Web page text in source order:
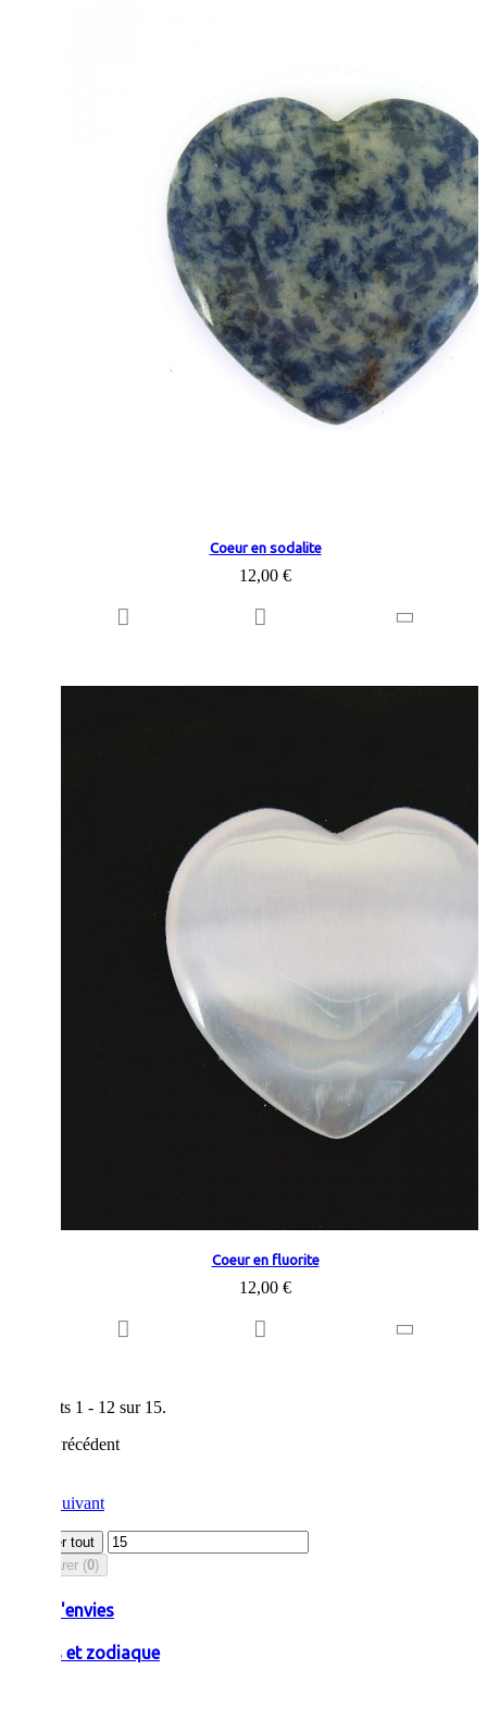
Coeur en sodalite
12,00 €
Coeur en fluorite
12,00 €
Résultats 1 - 12 sur 15.
Précédent
Suivant
Afficher tout
Comparer (0)
Liste d'envies
Pierres et zodiaque